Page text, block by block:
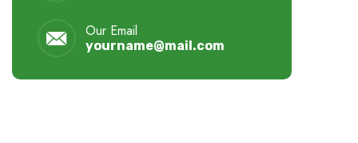
Our Email
yourname@mail.com